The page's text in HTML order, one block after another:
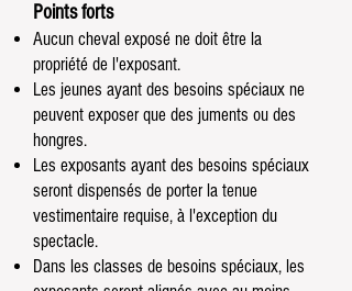
Points forts
Aucun cheval exposé ne doit être la
propriété de l'exposant.
Les jeunes ayant des besoins spéciaux ne
peuvent exposer que des juments ou des
hongres.
Les exposants ayant des besoins spéciaux
seront dispensés de porter la tenue
vestimentaire requise, à l'exception du
spectacle.
Dans les classes de besoins spéciaux, les